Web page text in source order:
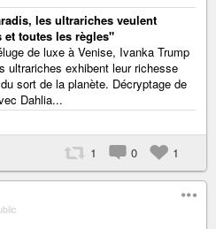
les ultrariches veulent
et toutes les règles"
de luxe à Venise, Ivanka Trump
ultrariches exhibent leur richesse
sort de la planète. Décryptage de
Dahlia...
1 0 1